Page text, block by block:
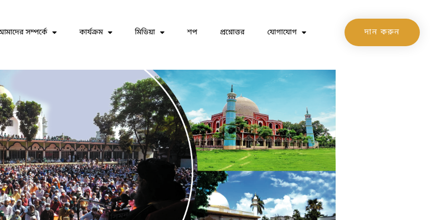
সম্পর্কে কার্যক্রম মিডিয়া শপ প্রশ্নোত্তর যোগাযোগ দান করুন